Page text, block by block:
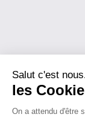
Salut c'est
les
On a attendu d'être